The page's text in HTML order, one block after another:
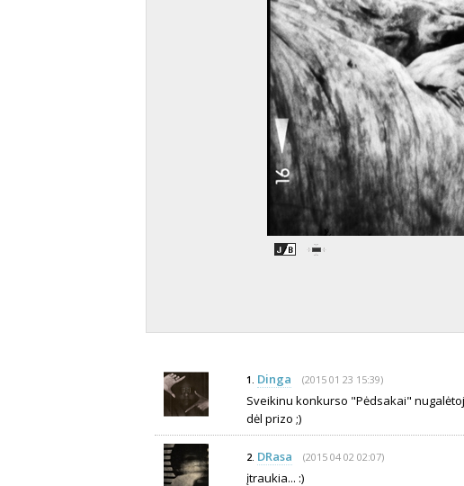
1. Dinga (2015 01 23 15:39)
Sveikinu konkurso "Pėdsakai"
dėl prizo ;)
2. DRasa (2015 04 02 02:07)
įtraukia... :)